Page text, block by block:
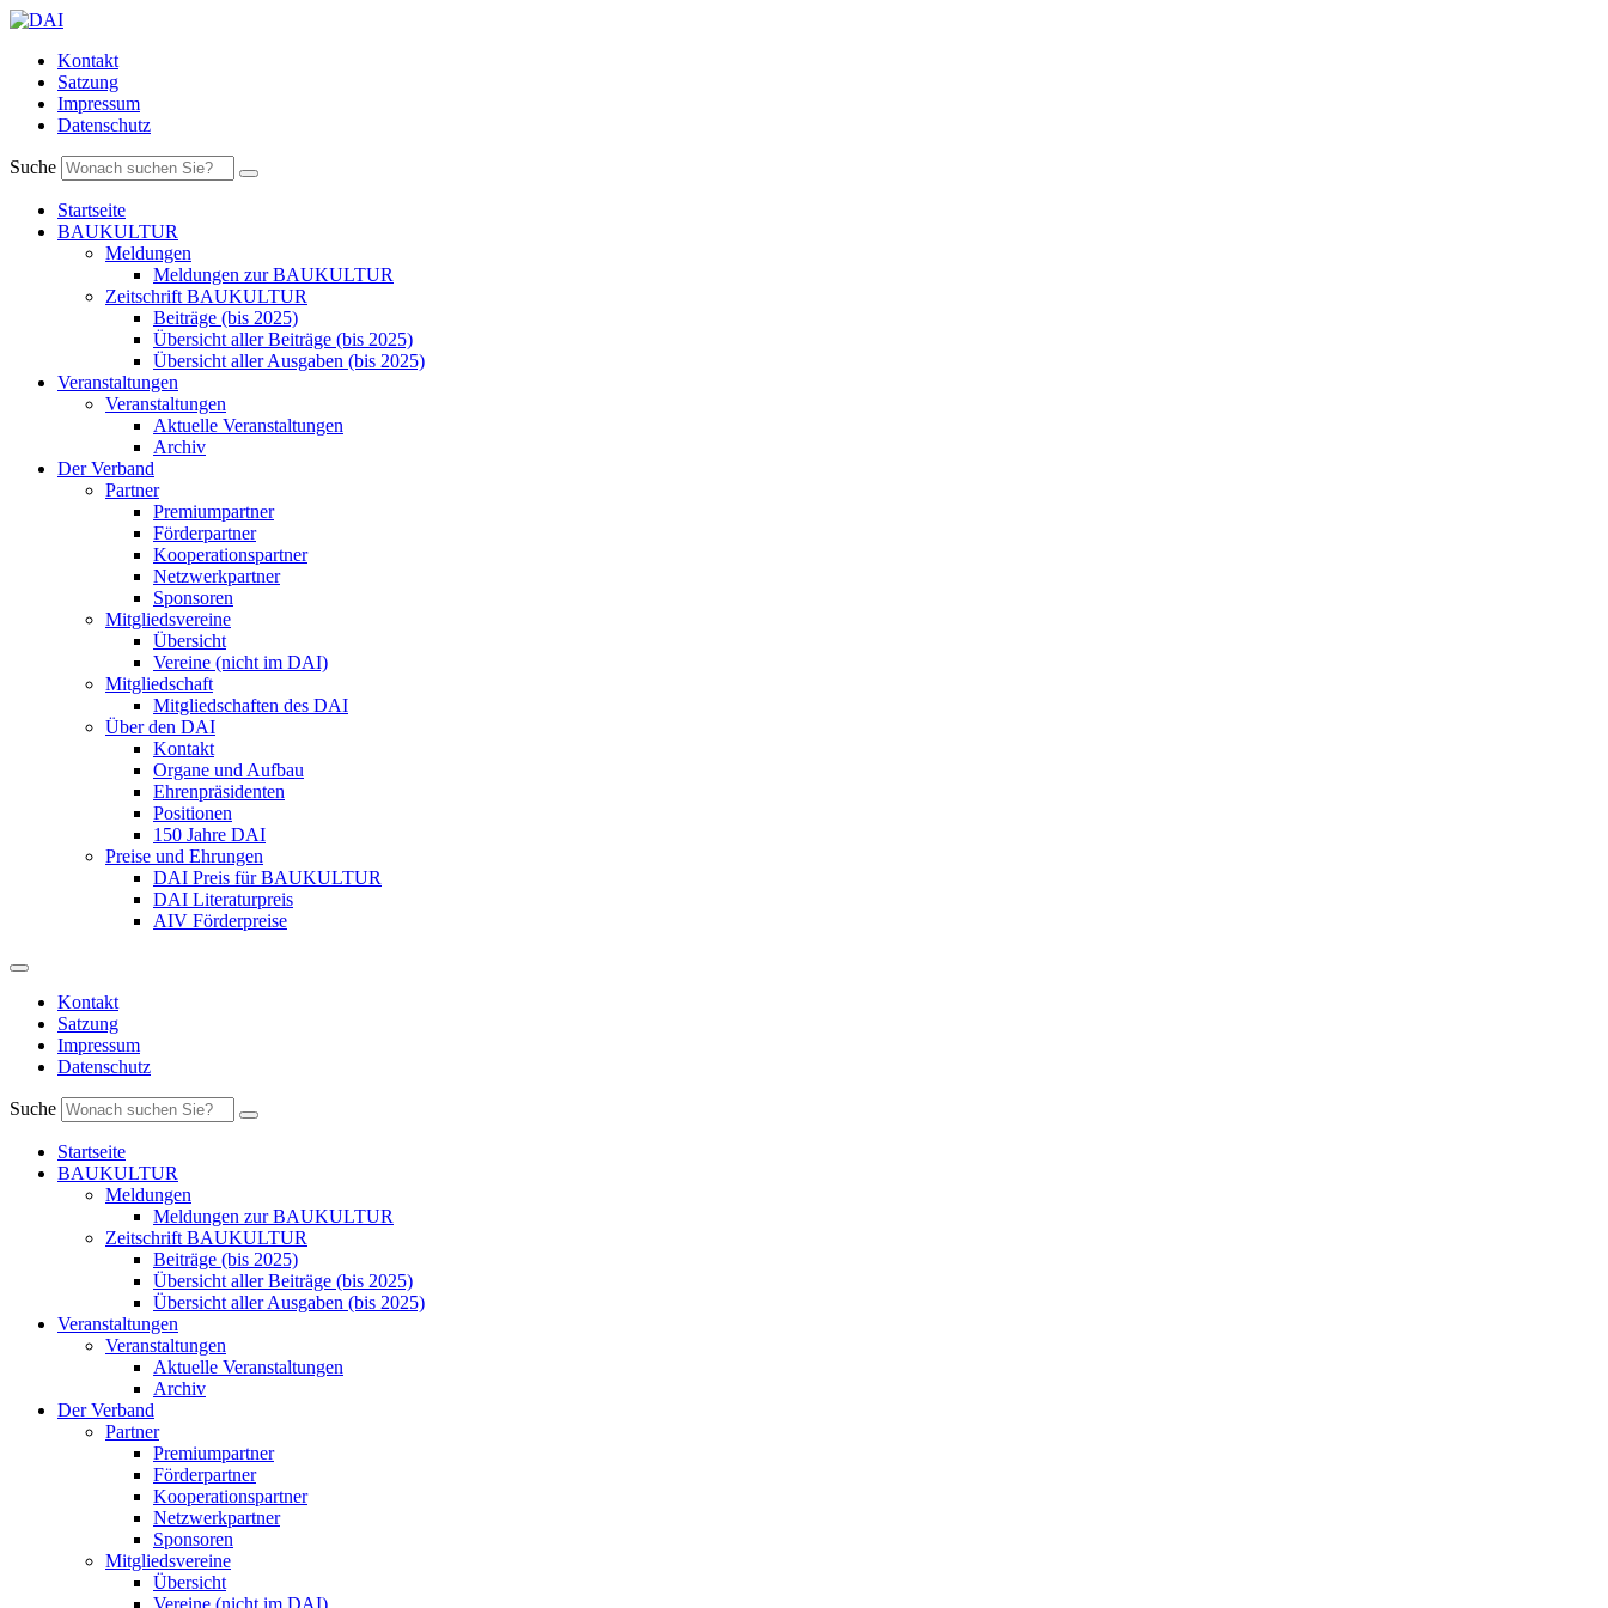
Kontakt
Satzung
Impressum
Datenschutz
Suche
Startseite
BAUKULTUR
Meldungen
Meldungen zur BAUKULTUR
Zeitschrift BAUKULTUR
Beiträge (bis 2025)
Übersicht aller Beiträge (bis 2025)
Übersicht aller Ausgaben (bis 2025)
Veranstaltungen
Veranstaltungen
Aktuelle Veranstaltungen
Archiv
Der Verband
Partner
Premiumpartner
Förderpartner
Kooperationspartner
Netzwerkpartner
Sponsoren
Mitgliedsvereine
Übersicht
Vereine (nicht im DAI)
Mitgliedschaft
Mitgliedschaften des DAI
Über den DAI
Kontakt
Organe und Aufbau
Ehrenpräsidenten
Positionen
150 Jahre DAI
Preise und Ehrungen
DAI Preis für BAUKULTUR
DAI Literaturpreis
AIV Förderpreise
Kontakt
Satzung
Impressum
Datenschutz
Suche
Startseite
BAUKULTUR
Meldungen
Meldungen zur BAUKULTUR
Zeitschrift BAUKULTUR
Beiträge (bis 2025)
Übersicht aller Beiträge (bis 2025)
Übersicht aller Ausgaben (bis 2025)
Veranstaltungen
Veranstaltungen
Aktuelle Veranstaltungen
Archiv
Der Verband
Partner
Premiumpartner
Förderpartner
Kooperationspartner
Netzwerkpartner
Sponsoren
Mitgliedsvereine
Übersicht
Vereine (nicht im DAI)